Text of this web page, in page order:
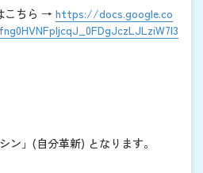
こちら → https://docs.google.co
ン」(自分革新) となります。